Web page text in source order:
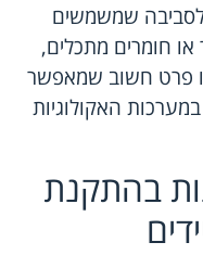
לסביבה שמשמשים
או חומרים מתכלים,
פרט חשוב שמאפשר
האקולוגיות
בהתקנת